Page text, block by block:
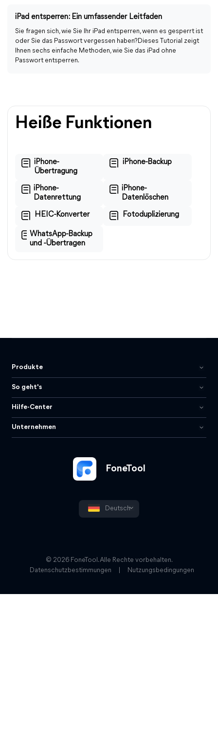
iPad entsperren: Ein umfassender Leitfaden
Sie fragen sich, wie Sie Ihr iPad entsperren, wenn es gesperrt ist
oder Sie das Passwort vergessen haben?Dieses Tutorial zeigt
Ihnen sechs einfache Methoden, wie Sie das iPad ohne
Passwort entsperren.
Heiße Funktionen
iPhone-
Übertragung
iPhone-Backup
iPhone-
Datenrettung
iPhone-
Datenlöschen
HEIC-Konverter Fotoduplizierung
WhatsApp-Backup
und -Übertragen
FoneTool
Deutsch
Produkte
So geht's
Hilfe-Center
Unternehmen
© 2026 FoneTool. Alle Rechte vorbehalten.
Datenschutzbestimmungen
Nutzungsbedingungen